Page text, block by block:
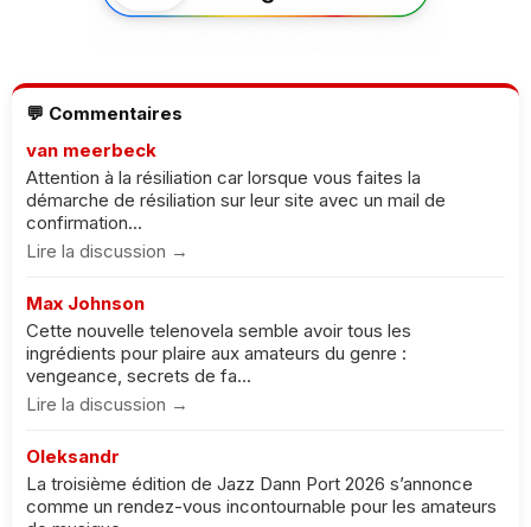
💬 Commentaires
van meerbeck
Attention à la résiliation car lorsque vous faites la
démarche de résiliation sur leur site avec un mail de
confirmation...
Lire la discussion →
Max Johnson
Cette nouvelle telenovela semble avoir tous les
ingrédients pour plaire aux amateurs du genre :
vengeance, secrets de fa...
Lire la discussion →
Oleksandr
La troisième édition de Jazz Dann Port 2026 s’annonce
comme un rendez-vous incontournable pour les amateurs